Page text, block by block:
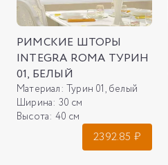
РИМСКИЕ ШТОРЫ
INTEGRA ROMA ТУРИН
01, БЕЛЫЙ
Материал: Турин 01, белый
Ширина: 30 см
Высота: 40 см
2392.85 ₽